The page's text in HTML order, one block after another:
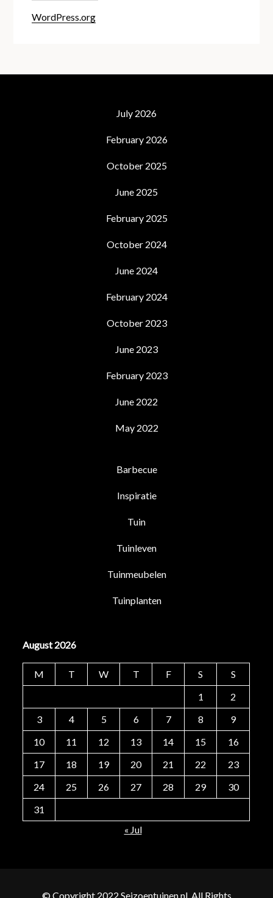
WordPress.org
July 2026
February 2026
October 2025
June 2025
February 2025
October 2024
June 2024
February 2024
October 2023
June 2023
February 2023
June 2022
May 2022
Barbecue
Inspiratie
Tuin
Tuinleven
Tuinmeubelen
Tuinplanten
August 2026
M T W T F S
S
1
2
3
4 5 6 7 8
9
10
11 12 13 14 15
16
17
18 19 20 21 22
23
24
25 26 27 28 29
30
31
« Jul
© Copyright 2022 Seizoentuinen.nl. All Rights